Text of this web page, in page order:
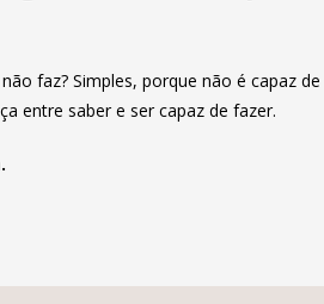
faz? Simples, porque não é capaz
entre saber e ser capaz de fazer.